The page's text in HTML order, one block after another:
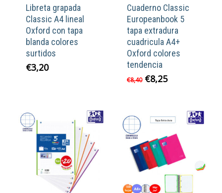
Libreta grapada
Classic A4 lineal
Oxford con tapa
blanda colores
surtidos
€3,20
Cuaderno Classic
Europeanbook 5
tapa extradura
cuadricula A4+
Oxford colores
tendencia
€8,40 El
€8,40.
€8,25El
€8,25.